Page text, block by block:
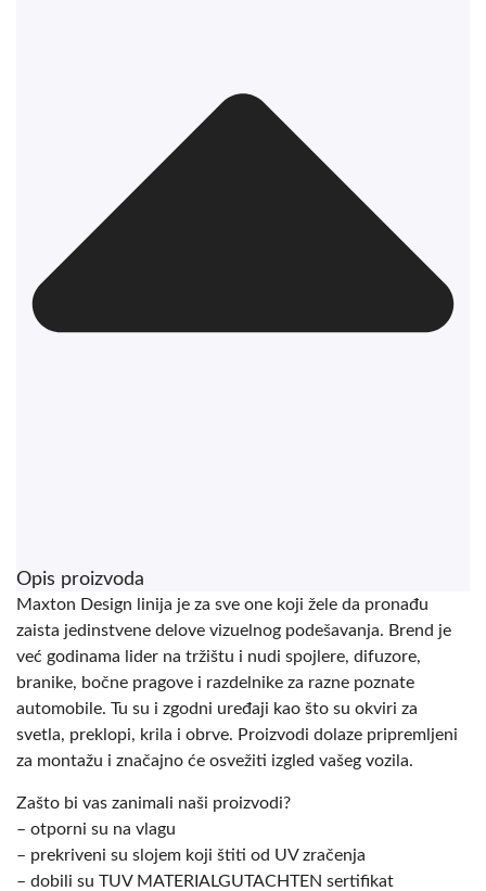
Opis proizvoda
Maxton Design linija je za sve one koji žele da pronađu
zaista jedinstvene delove vizuelnog podešavanja. Brend je
već godinama lider na tržištu i nudi spojlere, difuzore,
branike, bočne pragove i razdelnike za razne poznate
automobile. Tu su i zgodni uređaji kao što su okviri za
svetla, preklopi, krila i obrve. Proizvodi dolaze pripremljeni
za montažu i značajno će osvežiti izgled vašeg vozila.
Zašto bi vas zanimali naši proizvodi?
– otporni su na vlagu
– prekriveni su slojem koji štiti od UV zračenja
– dobili su TUV MATERIALGUTACHTEN sertifikat